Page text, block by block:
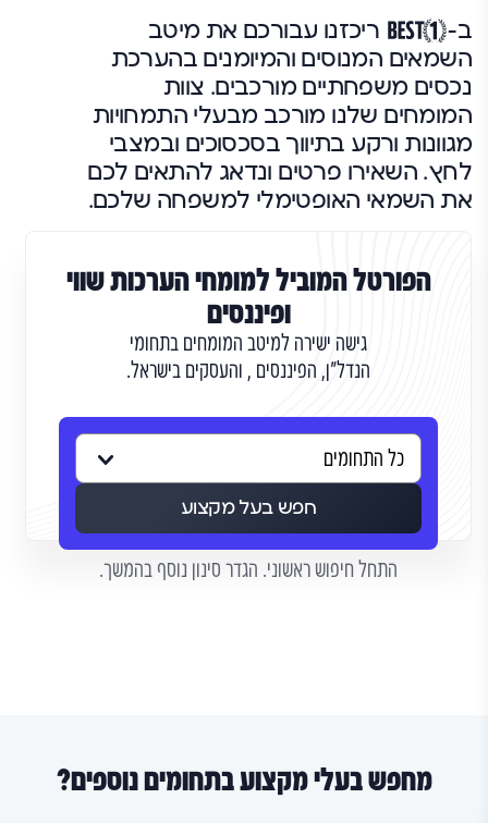
ב-
ריכזנו עבורכם את מיטב
השמאים המנוסים והמיומנים בהערכת
נכסים משפחתיים מורכבים. צוות
המומחים שלנו מורכב מבעלי התמחויות
מגוונות ורקע בתיווך בסכסוכים ובמצבי
לחץ. השאירו פרטים ונדאג להתאים לכם
את השמאי האופטימלי למשפחה שלכם.
הפורטל המוביל למומחי הערכות שווי
ופיננסים
גישה ישירה למיטב המומחים בתחומי
הנדל"ן, הפיננסים , והעסקים בישראל.
חפש בעל מקצוע
התחל חיפוש ראשוני. הגדר סינון נוסף בהמשך.
מחפש בעלי מקצוע בתחומים נוספים?